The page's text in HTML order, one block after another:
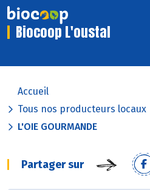
Biocoop L'oustal
Accueil
Tous nos producteurs locaux
L'OIE GOURMANDE
Partager sur